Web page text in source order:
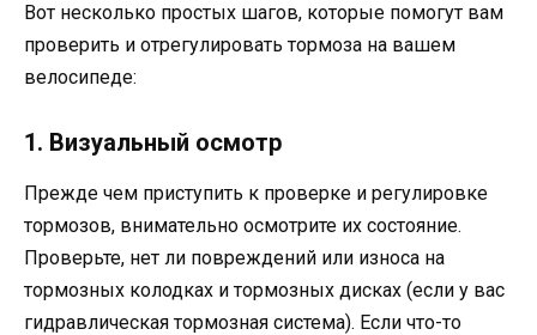
Вот несколько простых шагов, которые помогут вам
проверить и отрегулировать тормоза на вашем
велосипеде:
1. Визуальный осмотр
Прежде чем приступить к проверке и регулировке
тормозов, внимательно осмотрите их состояние.
Проверьте, нет ли повреждений или износа на
тормозных колодках и тормозных дисках (если у вас
гидравлическая тормозная система). Если что-то